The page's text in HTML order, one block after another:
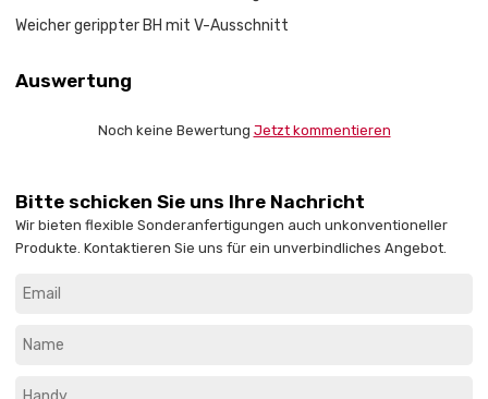
Weicher gerippter BH mit V-Ausschnitt
Auswertung
Noch keine Bewertung Jetzt kommentieren
Bitte schicken Sie uns Ihre Nachricht
Wir bieten flexible Sonderanfertigungen auch unkonventioneller
Produkte. Kontaktieren Sie uns für ein unverbindliches Angebot.